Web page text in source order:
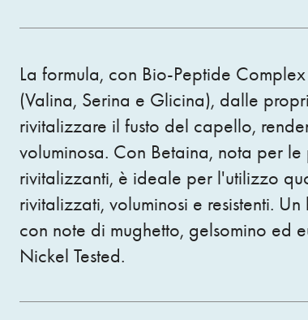
La formula, con Bio-Peptide
(Valina, Serina e Glicina), dalle
rivitalizzare il fusto del capello,
voluminosa. Con Betaina, nota per
rivitalizzanti, è ideale per l'utilizzo
rivitalizzati, voluminosi e resistenti.
con note di mughetto, gelsomino ed
Nickel Tested.